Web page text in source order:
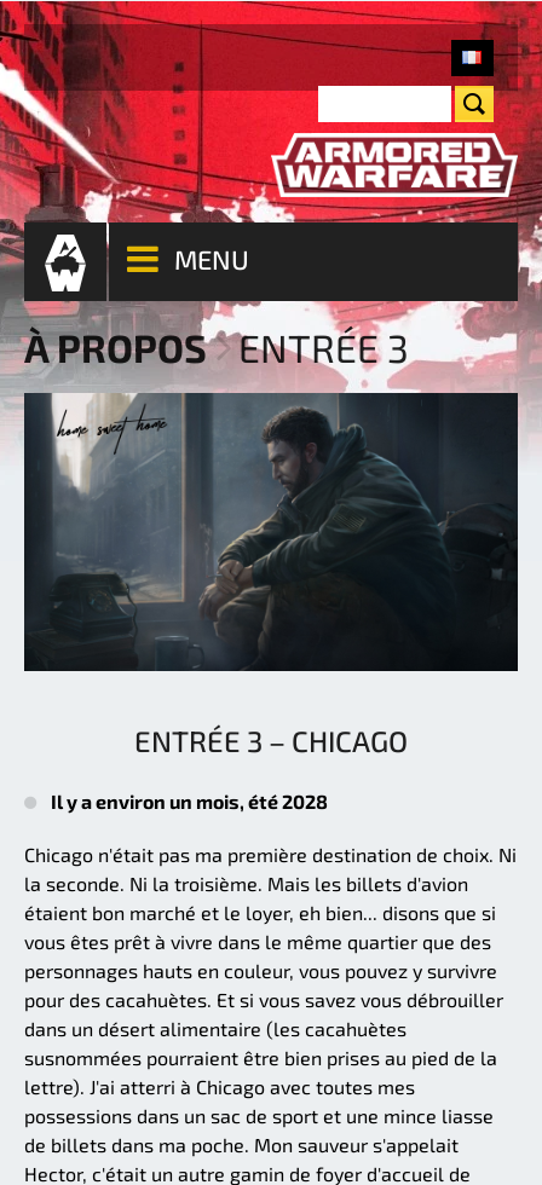
MENU
À PROPOS ENTRÉE 3
ENTRÉE 3 – CHICAGO
Il y a environ un mois, été 2028
Chicago n'était pas ma première destination de choix. Ni
la seconde. Ni la troisième. Mais les billets d'avion
étaient bon marché et le loyer, eh bien... disons que si
vous êtes prêt à vivre dans le même quartier que des
personnages hauts en couleur, vous pouvez y survivre
pour des cacahuètes. Et si vous savez vous débrouiller
dans un désert alimentaire (les cacahuètes
susnommées pourraient être bien prises au pied de la
lettre). J'ai atterri à Chicago avec toutes mes
possessions dans un sac de sport et une mince liasse
de billets dans ma poche. Mon sauveur s'appelait
Hector, c'était un autre gamin de foyer d'accueil de